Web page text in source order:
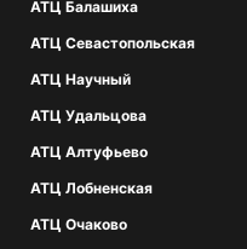
АТЦ Балашиха
АТЦ Севастопольская
АТЦ Научный
АТЦ Удальцова
АТЦ Алтуфьево
АТЦ Лобненская
АТЦ Очаково